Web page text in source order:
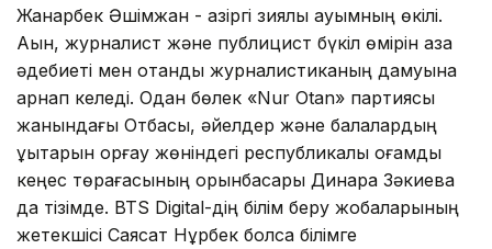
Жанарбек Әшімжан - қазіргі зиялы қауымның өкілі.
Ақын, журналист және публицист бүкіл өмірін қазақ
әдебиеті мен отандық журналистиканың дамуына
арнап келеді. Одан бөлек «Nur Otan» партиясы
жанындағы Отбасы, әйелдер және балалардың
құқықтарын қорғау жөніндегі республикалық қоғамдық
кеңес төрағасының орынбасары Динара Зәкиева
да тізімде. BTS Digital-дің білім беру жобаларының
жетекшісі Саясат Нұрбек болса білімге